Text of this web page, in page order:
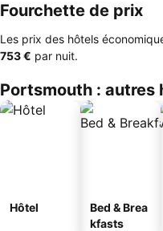
Fourchette de prix
Les prix des hôtels
‎753 € par nuit.
Portsmouth : autres
Hôtel
Bed & Brea
kfasts